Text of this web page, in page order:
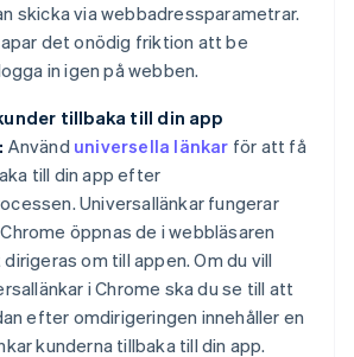
skicka via webbadressparametrar.
det onödig friktion att be
in igen på webben.
tillbaka till din app
Använd universella länkar för att få
till din app efter
Universallänkar fungerar
öppnas de i webbläsaren
om till appen. Om du vill
i Chrome ska du se till att
efter omdirigeringen innehåller en
kunderna tillbaka till din app.